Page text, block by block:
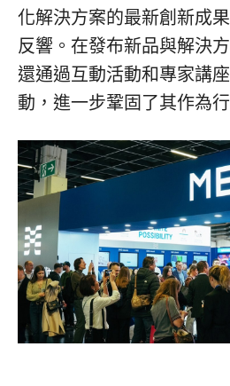
化解決方案的最新創新成
反響。在發布新品與解決
還通過互動活動和專家講
動，進一步鞏固了其作為